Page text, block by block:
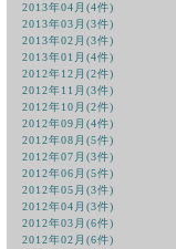
2013年04月(4件)
2013年03月(3件)
2013年02月(3件)
2013年01月(4件)
2012年12月(2件)
2012年11月(3件)
2012年10月(2件)
2012年09月(4件)
2012年08月(5件)
2012年07月(3件)
2012年06月(5件)
2012年05月(3件)
2012年04月(3件)
2012年03月(6件)
2012年02月(6件)